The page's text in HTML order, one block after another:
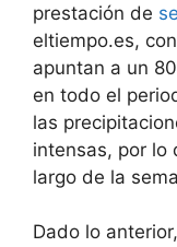
prestación de
eltiempo.es,
apuntan a un
en todo el
las
intensas, por lo
largo de la
Dado lo